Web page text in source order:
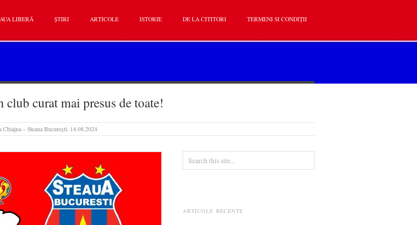
LIBERĂ ȘTIRI ARTICOLE ISTORIE DE LA CITITORI TERMENI SI CONDIȚII
club curat mai presus de toate!
– Steaua București, 14.08.2024
ARTICOLE RECENTE